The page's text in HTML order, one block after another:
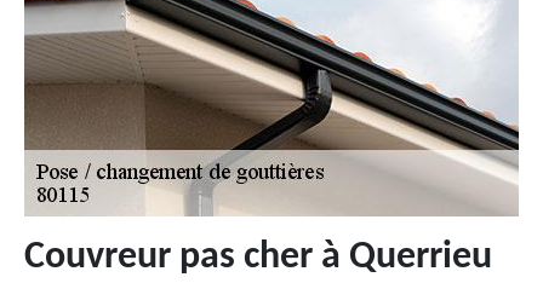
Couvreur pas cher à Querrieu